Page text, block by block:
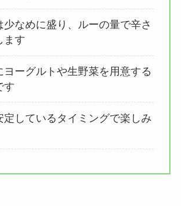
少なめに盛り、ルーの量で辛さ
ます
ヨーグルトや生野菜を用意する
す
定しているタイミングで楽しみ